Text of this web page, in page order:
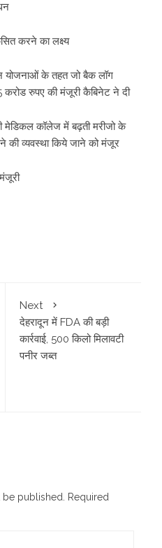
करने का लक्ष्य
योजनाओं के तहत जो बैक लॉग
रुपए की मंजूरी कैबिनेट ने दी
मेडिकल कॉलेज में बढ़ती मरीजो के
की व्यवस्था किये जाने को मंजूर
Next
देहरादून में FDA की बड़ी
कार्रवाई, 500 किलो मिलावटी
पनीर जब्त
published.
Required